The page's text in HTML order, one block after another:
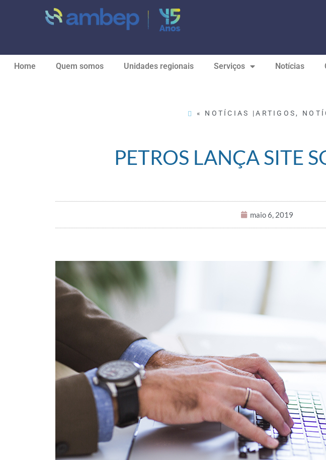
Home Quem somos Unidades regionais Serviços Notícias
« NOTÍCIAS |ARTIGOS ,
PETROS LANÇA SITE
maio 6, 2019